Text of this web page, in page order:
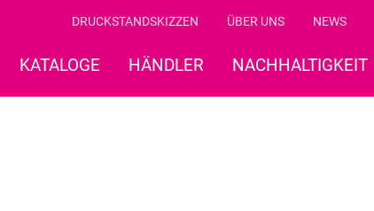
DRUCKSTANDSKIZZEN ÜBER UNS NEWS
KATALOGE HÄNDLER NACHHALTIGKEIT